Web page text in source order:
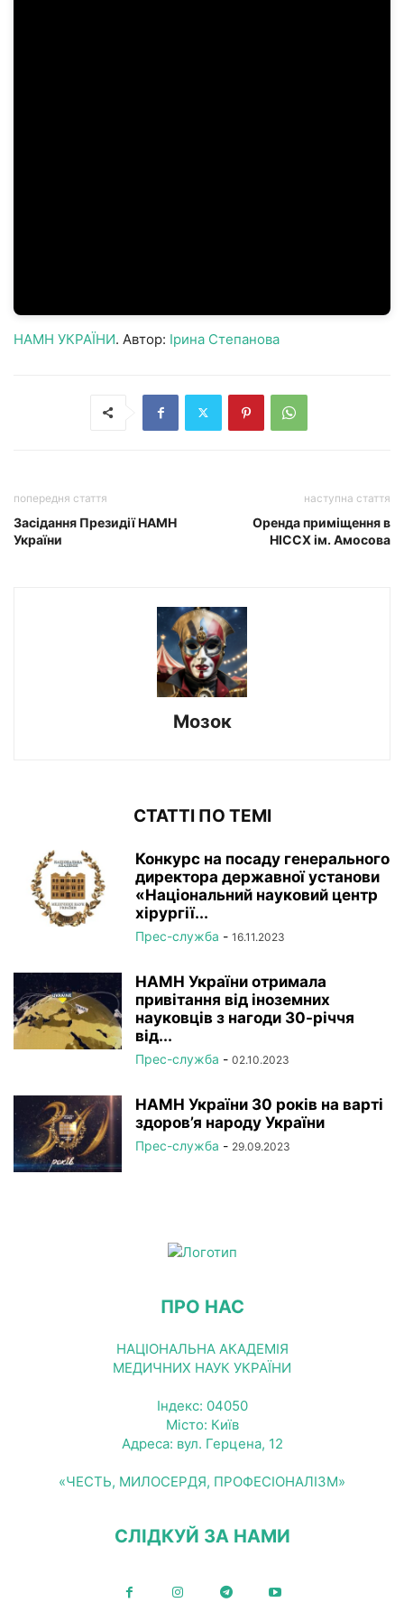
НАМН УКРАЇНИ. Автор: Ірина Степанова
попередня стаття
Засідання Президії НАМН
України
наступна стаття
Оренда приміщення в
НІССХ ім. Амосова
Мозок
СТАТТІ ПО ТЕМІ
Конкурс на посаду генерального
директора державної установи
«Національний науковий центр
хірургії...
Прес-служба - 16.11.2023
НАМН України отримала
привітання від іноземних
науковців з нагоди 30-річчя
від...
Прес-служба - 02.10.2023
НАМН України 30 років на варті
здоров’я народу України
Прес-служба - 29.09.2023
ПРО НАС
НАЦІОНАЛЬНА АКАДЕМІЯ
МЕДИЧНИХ НАУК УКРАЇНИ
Індекс: 04050
Місто: Київ
Адреса: вул. Герцена, 12
«ЧЕСТЬ, МИЛОСЕРДЯ, ПРОФЕСІОНАЛІЗМ»
СЛІДКУЙ ЗА НАМИ